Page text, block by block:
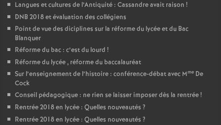
Langues et cultures de l’Antiquité : Cassandre avait raison !
DNB 2018 et évaluation des collégiens
Point de vue des diciplines sur la réforme du lycée et du Bac
Blanquer
Réforme du bac : c’est du lourd !
Réforme du lycée , réforme du baccalauréat
Sur l’enseignement de l’histoire : conférence-débat avec Mme De
Cock
Conseil pédagogique : ne rien se laisser imposer dès la rentrée!
Rentrée 2018 en lycée : Quelles nouveautés ?
Rentrée 2018 en lycée : Quelles nouveautés ?